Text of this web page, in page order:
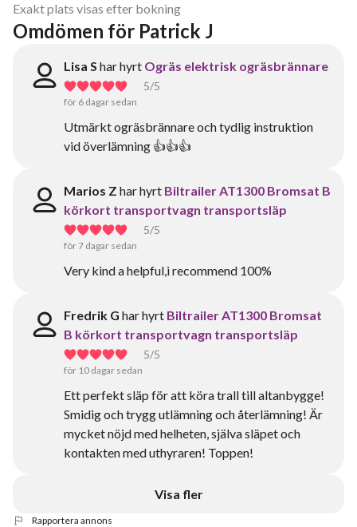
Exakt plats visas efter bokning
Omdömen för Patrick J
Lisa S har hyrt Ogräs elektrisk ogräsbrännare
5/5
för 6 dagar sedan
Utmärkt ogräsbrännare och tydlig instruktion
vid överlämning 👍👍👍
Marios Z har hyrt Biltrailer AT1300 Bromsat B
körkort transportvagn transportsläp
5/5
för 7 dagar sedan
Very kind a helpful,i recommend 100%
Fredrik G har hyrt Biltrailer AT1300 Bromsat
B körkort transportvagn transportsläp
5/5
för 10 dagar sedan
Ett perfekt släp för att köra trall till altanbygge!
Smidig och trygg utlämning och återlämning! Är
mycket nöjd med helheten, själva släpet och
kontakten med uthyraren! Toppen!
Visa fler
Rapportera annons